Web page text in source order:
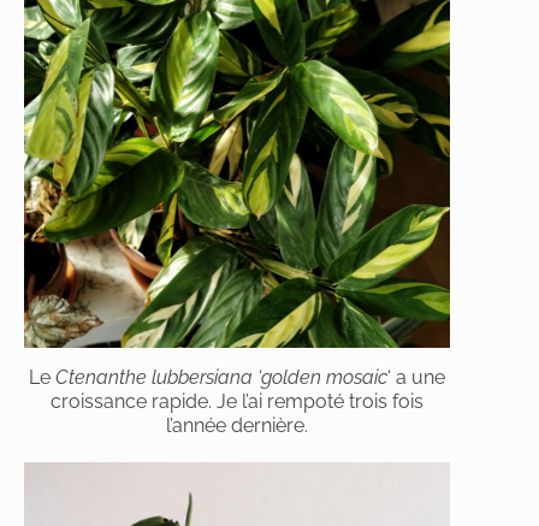
LeCtenanthe lubbersiana ‘golden mosaic‘ a une
croissance rapide. Je l’ai rempoté trois fois
l’année dernière.